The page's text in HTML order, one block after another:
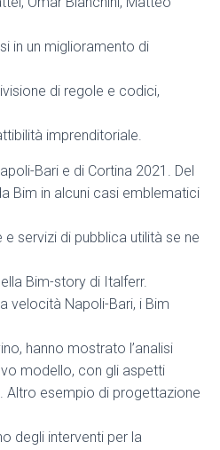
in un miglioramento di
di regole e codici,
imprenditoriale.
Bari e di Cortina 2021. Del
Bim in alcuni casi emblematici
servizi di pubblica utilità se ne
Bim-story di Italferr.
velocità Napoli-Bari, i Bim
hanno mostrato l’analisi
modello, con gli aspetti
Altro esempio di progettazione
degli interventi per la